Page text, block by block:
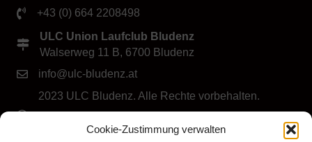
Cookie-Zustimmung verwalten
+43 (0) 664 2208498
ULC Union Laufclub Bludenz
Walserweg 11 B, 6700 Bludenz
info@ulc-bludenz.at
2023 ULC Bludenz. Alle Rechte vorbehalten.